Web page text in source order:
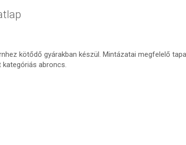
kötődő gyárakban készül. Mintázatai megfelelő
abroncs.